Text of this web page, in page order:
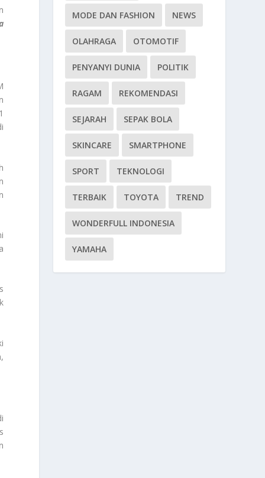
MODE DAN FASHION NEWS
OLAHRAGA OTOMOTIF
PENYANYI DUNIA POLITIK
RAGAM REKOMENDASI
SEJARAH SEPAK BOLA
SKINCARE SMARTPHONE
SPORT TEKNOLOGI
TERBAIK TOYOTA TREND
WONDERFULL INDONESIA
YAMAHA